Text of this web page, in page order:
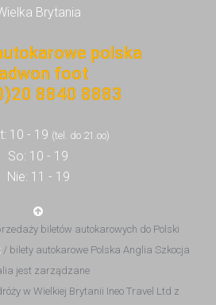
Brytania
8840 8883
10 - 19 (tel. do 21.oo)
So: 10 - 19
Nie: 11 - 19
biletów autokarowych do Polski
/ bilety autokarowe Polska Anglia Szkocja
jest zarządzane
w Wielkiej Brytanii Ineo Travel Ltd z